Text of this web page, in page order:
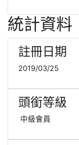
統計資料
註冊日期
2019/03/25
頭銜等級
中級會員